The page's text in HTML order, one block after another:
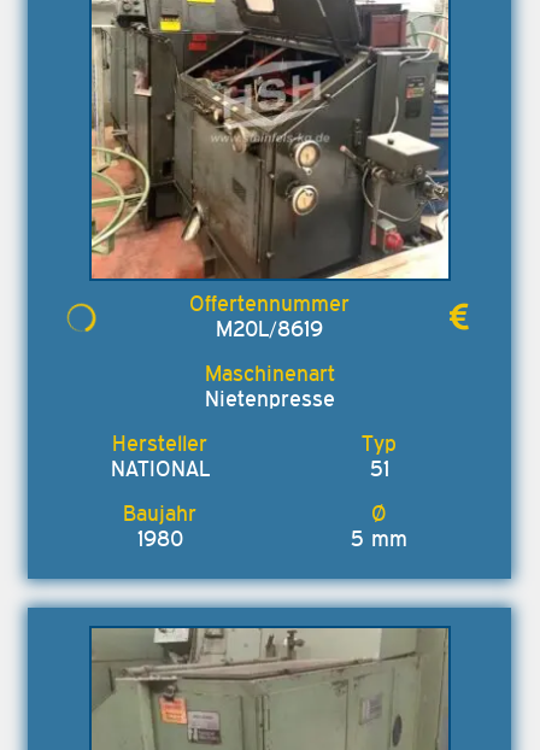
M20L/8619
Nietenpresse
NATIONAL 51
1980 5 mm